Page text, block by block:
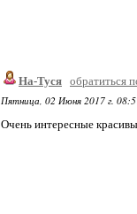
На-Туся обратиться
Пятница, 02 Июня 2017 г.
Очень интересные